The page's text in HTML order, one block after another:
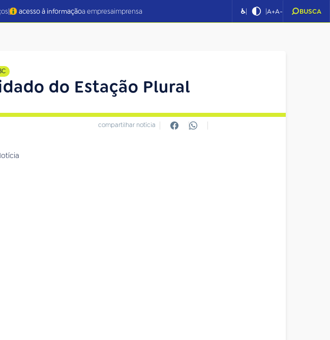
| acesso à informaçãoa empresaimprensa ♿| |A+A- BUSCA
do Estação Plural
compartilhar notícia